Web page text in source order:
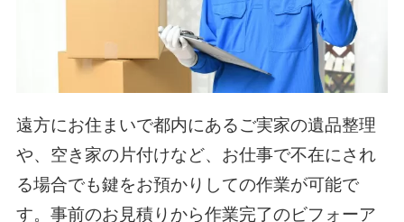
遠方にお住まいで都内にあるご実家の遺品整理
や、空き家の片付けなど、お仕事で不在にされ
る場合でも鍵をお預かりしての作業が可能で
す。事前のお見積りから作業完了のビフォーア